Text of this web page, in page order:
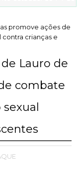
promove ações de
crianças e
Lauro de
combate